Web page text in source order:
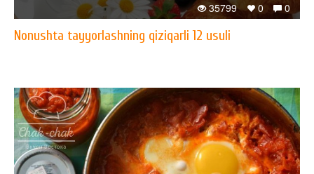
0
0
35799
Nonushta tayyorlashning qiziqarli 12 usuli